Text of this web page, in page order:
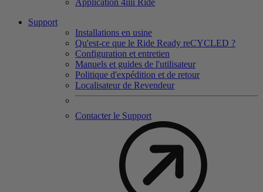
Application 4iiii Ride
Support
Installations en usine
Qu'est-ce que le Ride Ready reCYCLED ?
Configuration et entretien
Manuels et guides de l'utilisateur
Politique d'expédition et de retour
Localisateur de Revendeur
Contacter le Support